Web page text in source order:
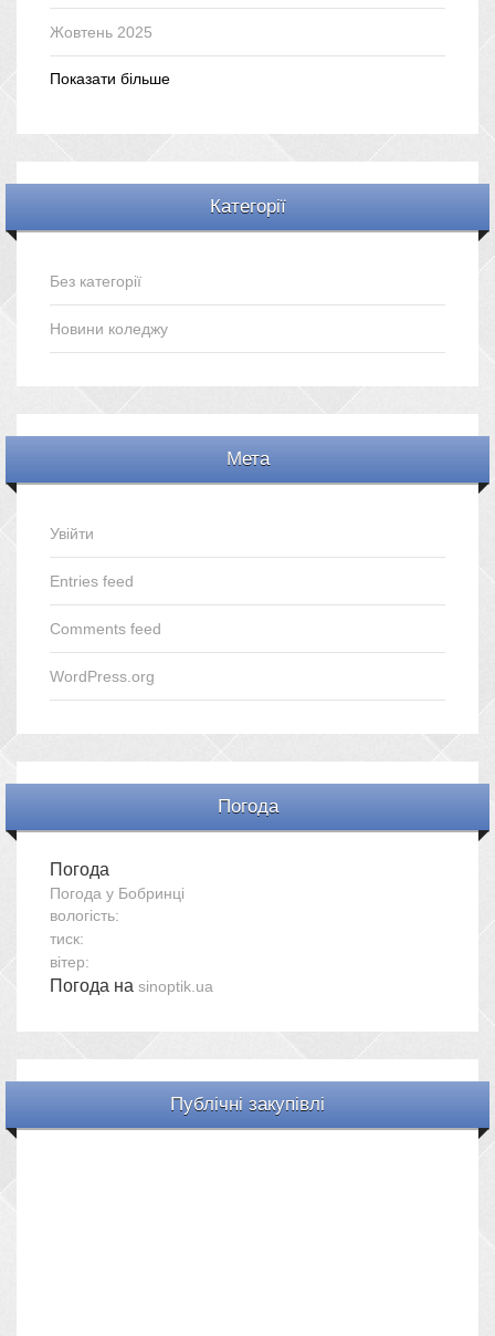
Жовтень 2025
Показати більше
Категорії
Без категорії
Новини коледжу
Мета
Увійти
Entries feed
Comments feed
WordPress.org
Погода
Погода
Погода у Бобринці
вологість:
тиск:
вітер:
Погода на sinoptik.ua
Публічні закупівлі